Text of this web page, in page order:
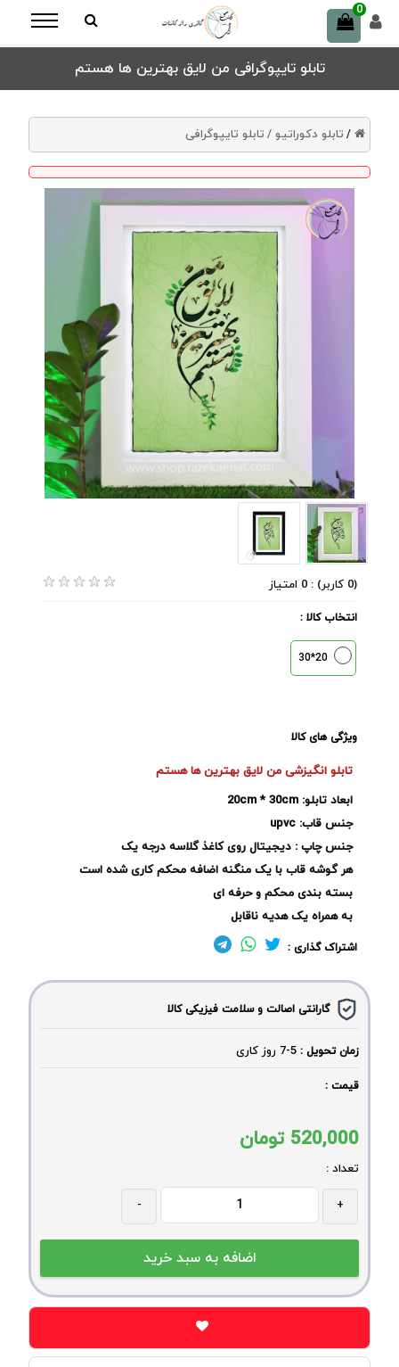
0
تابلو تایپوگرافی من لایق بهترین ها هستم
/ تابلو دکوراتیو / تابلو تایپوگرافی
(0 کاربر) : 0 امتیاز
انتخاب کالا :
20*30
ویژگی های کالا
تابلو انگیزشی من لایق بهترین ها هستم
ابعاد تابلو: 20cm * 30cm
جنس قاب: upvc
جنس چاپ : دیجیتال روی کاغذ گلاسه درجه یک
هر گوشه قاب با یک منگنه اضافه محکم کاری شده است
بسته بندی محکم و حرفه ای
به همراه یک هدیه ناقابل
اشتراک گذاری :
گارانتی اصالت و سلامت فیزیکی کالا
زمان تحویل : 5-7 روز کاری
قیمت :
520,000 تومان
تعداد :
+
-